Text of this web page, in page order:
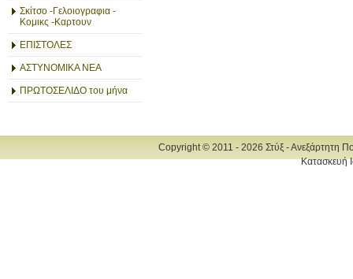
Σκίτσο -Γελοιογραφια -
Κομικς -Καρτουν
ΕΠΙΣΤΟΛΕΣ
ΑΣΤΥΝΟΜΙΚΑ ΝΕΑ
ΠΡΩΤΟΣΕΛΙΔΟ του μήνα
Copyright © 2011 - 2026 Στύξ - Ανεξάρτητη
Κατασκευή